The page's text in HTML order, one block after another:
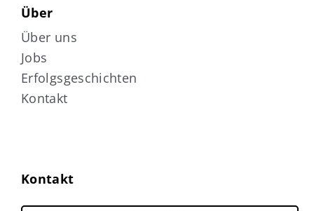
Über
Über uns
Jobs
Erfolgsgeschichten
Kontakt
Kontakt